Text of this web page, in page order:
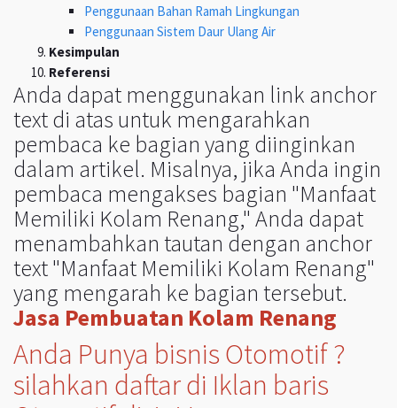
Penggunaan Bahan Ramah Lingkungan
Penggunaan Sistem Daur Ulang Air
Kesimpulan
Referensi
Anda dapat menggunakan link anchor
text di atas untuk mengarahkan
pembaca ke bagian yang diinginkan
dalam artikel. Misalnya, jika Anda ingin
pembaca mengakses bagian "Manfaat
Memiliki Kolam Renang," Anda dapat
menambahkan tautan dengan anchor
text "Manfaat Memiliki Kolam Renang"
yang mengarah ke bagian tersebut.
Jasa Pembuatan Kolam Renang
Anda Punya bisnis Otomotif ?
silahkan daftar di Iklan baris